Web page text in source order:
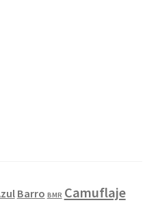
Barro BMR Camuflaje